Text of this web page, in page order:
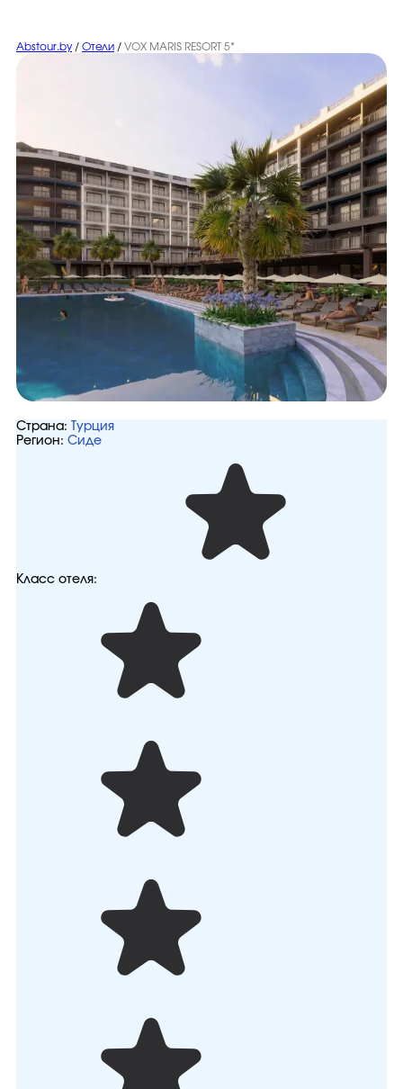
Abstour.by / Отели / VOX MARIS RESORT 5*
Страна:
Турция
Регион: Сиде
Класс отеля: